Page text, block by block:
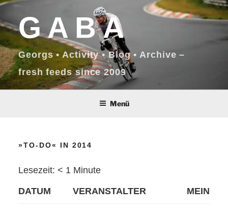
Zum
Inhalt
springenGABA
Georgs • Activity • Blog • Archive –
fresh feeds since 2009
Menü
»TO-DO« IN 2014
Lesezeit: < 1 Minute
DATUM VERANSTALTER MEIN